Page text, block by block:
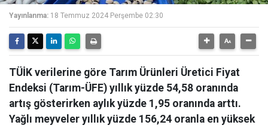
Yayınlanma: 18 Temmuz 2024 Perşembe 02:30
TÜİK verilerine göre Tarım Ürünleri Üretici Fiyat
Endeksi (Tarım-ÜFE) yıllık yüzde 54,58 oranında
artış gösterirken aylık yüzde 1,95 oranında arttı.
Yağlı meyveler yıllık yüzde 156,24 oranla en yüksek